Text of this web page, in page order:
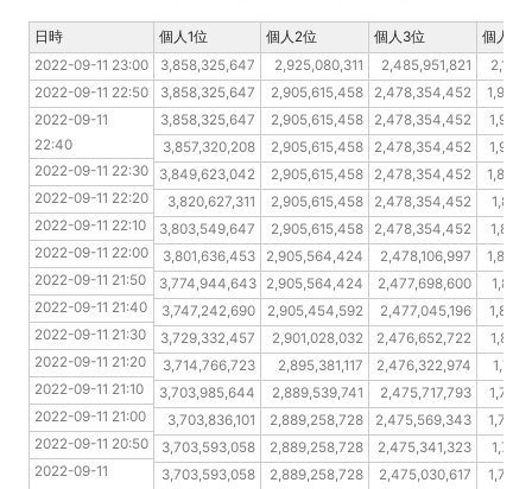
2022-09-11 23:00 3,858,325,647 2,925,080,311 2,485,951,821
2022-09-11 22:50
3,858,325,647 2,905,615,458 2,478,354,452
2022-09-11 22:40
3,858,325,647 2,905,615,458 2,478,354,452
2022-09-11 22:30
3,857,320,208 2,905,615,458 2,478,354,452
2022-09-11 22:20
3,849,623,042 2,905,615,458 2,478,354,452
2022-09-11 22:10
3,820,627,311 2,905,615,458 2,478,354,452
2022-09-11 22:00
3,803,549,647 2,905,615,458 2,478,354,452
2022-09-11 21:50
3,801,636,453 2,905,564,424 2,478,106,997
2022-09-11 21:40
3,774,944,643 2,905,564,424 2,477,698,600
2022-09-11 21:30
3,747,242,690 2,905,454,592 2,477,045,196
2022-09-11 21:20
3,729,332,457 2,901,028,032 2,476,652,722
2022-09-11 21:10
3,714,766,723 2,895,381,117 2,476,322,974
2022-09-11 21:00
3,703,985,644 2,889,539,741 2,475,717,793
2022-09-11 20:50
3,703,836,101 2,889,258,728 2,475,569,343
2022-09-11 20:40
3,703,593,058 2,889,258,728 2,475,341,323
2022-09-11 20:30
3,703,593,058 2,889,258,728 2,475,030,617
日時 個人1位 個人2位 個人3位
個人10
2022-09-11 23:00
2022-09-11 22:50
2022-09-11
22:40
2022-09-11 22:30
2022-09-11 22:20
2022-09-11 22:10
2022-09-11 22:00
2022-09-11 21:50
2022-09-11 21:40
2022-09-11 21:30
2022-09-11 21:20
2022-09-11 21:10
2022-09-11 21:00
2022-09-11 20:50
2022-09-11
日時